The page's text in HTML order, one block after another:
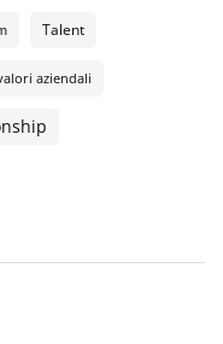
Talent
aziendali